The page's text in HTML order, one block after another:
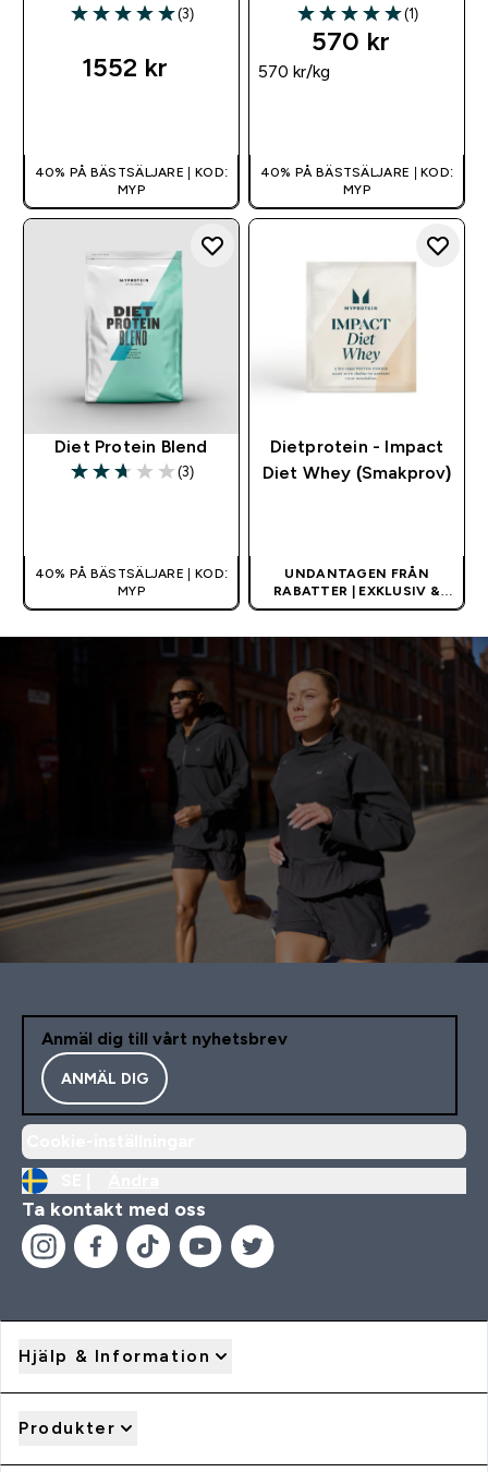
5 out of 5 stars
(3)
1552 kr‎
40% PÅ BÄSTSÄLJARE | KOD:
MYP
5 out of 5 stars
(1)
570 kr‎
570 kr‎/kg
40% PÅ BÄSTSÄLJARE | KOD:
MYP
Diet Protein Blend
2.67 out of 5 stars
(3)
40% PÅ BÄSTSÄLJARE | KOD:
MYP
Dietprotein - Impact
Diet Whey (Smakprov)
UNDANTAGEN FRÅN
RABATTER | EXKLUSIV &
BEGRÄNSAD
Anmäl dig till vårt nyhetsbrev
ANMÄL DIG
Ta kontakt med oss
Hjälp & Information
Produkter